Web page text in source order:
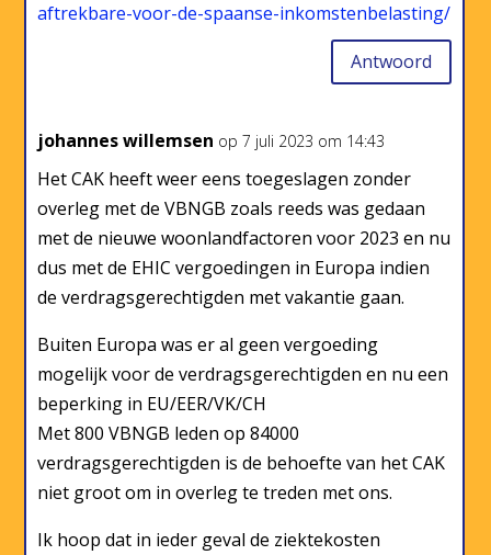
aftrekbare-voor-de-spaanse-inkomstenbelasting/
Antwoord
johannes willemsen op 7 juli 2023 om 14:43
Het CAK heeft weer eens toegeslagen zonder
overleg met de VBNGB zoals reeds was gedaan
met de nieuwe woonlandfactoren voor 2023 en nu
dus met de EHIC vergoedingen in Europa indien
de verdragsgerechtigden met vakantie gaan.
Buiten Europa was er al geen vergoeding
mogelijk voor de verdragsgerechtigden en nu een
beperking in EU/EER/VK/CH
Met 800 VBNGB leden op 84000
verdragsgerechtigden is de behoefte van het CAK
niet groot om in overleg te treden met ons.
Ik hoop dat in ieder geval de ziektekosten